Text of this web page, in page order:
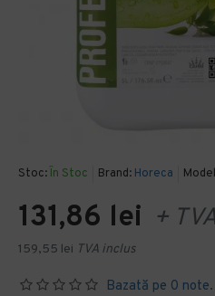
Stoc: În Stoc Brand: Horeca
Bazată pe 0 note.
131,86 lei +
159,55 lei TVA inclus